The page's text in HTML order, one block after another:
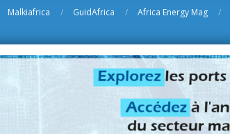
Malkiafrica GuidAfrica Africa Energy Mag